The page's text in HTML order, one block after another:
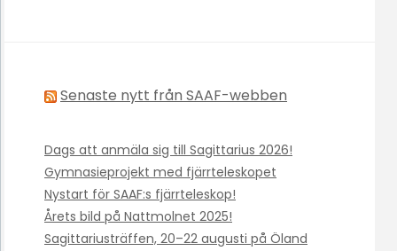
Senaste nytt från SAAF-webben
Dags att anmäla sig till Sagittarius 2026!
Gymnasieprojekt med fjärrteleskopet
Nystart för SAAF:s fjärrteleskop!
Årets bild på Nattmolnet 2025!
Sagittariusträffen, 20–22 augusti på Öland